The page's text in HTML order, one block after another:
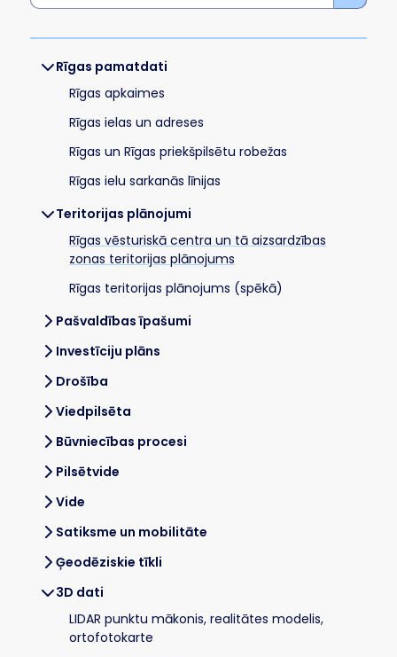
Rīgas pamatdati
Rīgas apkaimes
Rīgas ielas un adreses
Rīgas un Rīgas priekšpilsētu robežas
Rīgas ielu sarkanās līnijas
Teritorijas plānojumi
Rīgas vēsturiskā centra un tā aizsardzības
zonas teritorijas plānojums
Rīgas teritorijas plānojums (spēkā)
Pašvaldības īpašumi
Investīciju plāns
Drošība
Viedpilsēta
Būvniecības procesi
Pilsētvide
Vide
Satiksme un mobilitāte
Ģeodēziskie tīkli
3D dati
LIDAR punktu mākonis, realitātes modelis,
ortofotokarte